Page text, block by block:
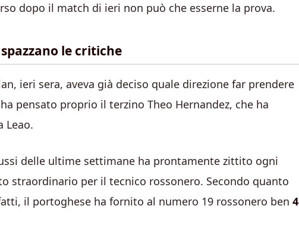
dopo il match di ieri non può che esserne la prova.
le critiche
ieri sera, aveva già deciso quale direzione far prendere
pensato proprio il terzino Theo Hernandez, che ha
Leao.
delle ultime settimane ha prontamente zittito ogni
straordinario per il tecnico rossonero. Secondo quanto
il portoghese ha fornito al numero 19 rossonero ben 4